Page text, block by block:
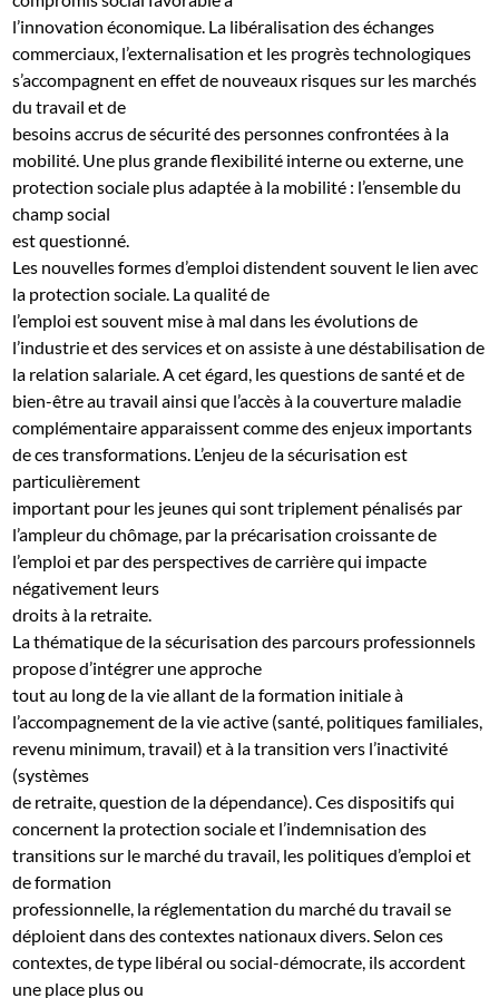
l’innovation économique. La libéralisation des échanges
commerciaux, l’externalisation et les progrès technologiques
s’accompagnent en effet de nouveaux risques sur les marchés
du travail et de
besoins accrus de sécurité des personnes confrontées à la
mobilité. Une plus grande flexibilité interne ou externe, une
protection sociale plus adaptée à la mobilité : l’ensemble du
champ social
est questionné.
Les nouvelles formes d’emploi distendent souvent le lien avec
la protection sociale. La qualité de
l’emploi est souvent mise à mal dans les évolutions de
l’industrie et des services et on assiste à une déstabilisation de
la relation salariale. A cet égard, les questions de santé et de
bien-être au travail ainsi que l’accès à la couverture maladie
complémentaire apparaissent comme des enjeux importants
de ces transformations. L’enjeu de la sécurisation est
particulièrement
important pour les jeunes qui sont triplement pénalisés par
l’ampleur du chômage, par la précarisation croissante de
l’emploi et par des perspectives de carrière qui impacte
négativement leurs
droits à la retraite.
La thématique de la sécurisation des parcours professionnels
propose d’intégrer une approche
tout au long de la vie allant de la formation initiale à
l’accompagnement de la vie active (santé, politiques familiales,
revenu minimum, travail) et à la transition vers l’inactivité
(systèmes
de retraite, question de la dépendance). Ces dispositifs qui
concernent la protection sociale et l’indemnisation des
transitions sur le marché du travail, les politiques d’emploi et
de formation
professionnelle, la réglementation du marché du travail se
déploient dans des contextes nationaux divers. Selon ces
contextes, de type libéral ou social-démocrate, ils accordent
une place plus ou